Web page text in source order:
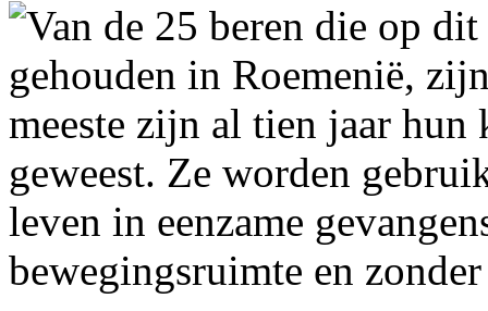
Van de 25 beren die op
gehouden in Roemenië,
meeste zijn al tien jaar
geweest. Ze worden
leven in eenzame
bewegingsruimte en